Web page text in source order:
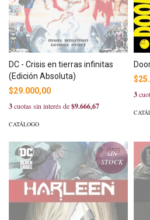
DC - Crisis en tierras infinitas
(Edición Absoluta)
$29.000,00
3cuotas sin interés de$9.666,67
CATÁLOGO
3
SIN
STOCK